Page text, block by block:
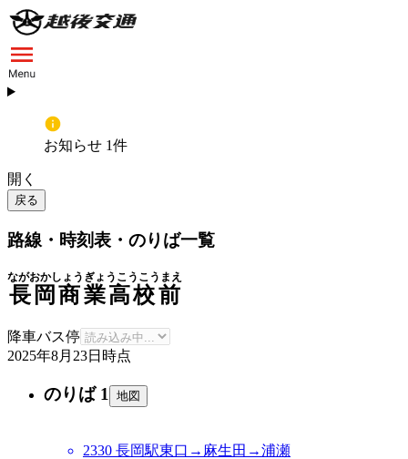
お知らせ 1件
開く
戻る
路線・時刻表・のりば一覧
長岡商業高校前
ながおかしょうぎょうこうこうまえ
降車バス停
2025年8月23日 時点
のりば 1 地図
2330 長岡駅東口→麻生田→浦瀬